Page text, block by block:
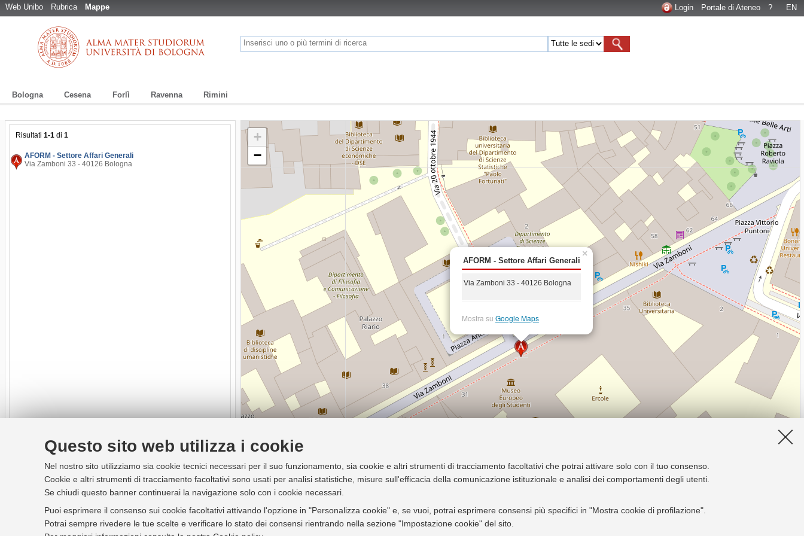
Questo sito web utilizza i cookie
Nel nostro sito utilizziamo sia cookie tecnici necessari per il suo funzionamento, sia cookie e altri strumenti di tracciamento facoltativi che potrai attivare solo con il tuo consenso.
Cookie e altri strumenti di tracciamento facoltativi sono usati per analisi statistiche, misure sull'efficacia della comunicazione istituzionale e analisi dei comportamenti degli utenti.
Se chiudi questo banner continuerai la navigazione solo con i cookie necessari.
Puoi esprimere il consenso sui cookie facoltativi attivando l'opzione in "Personalizza cookie" e, se vuoi, potrai esprimere consensi più specifici in "Mostra cookie di profilazione".
Potrai sempre rivedere le tue scelte e verificare lo stato dei consensi rientrando nella sezione "Impostazione cookie" del sito.
Web Unibo Rubrica Mappe Login Portale di Ateneo ? EN
Bologna Cesena Forlì Ravenna Rimini
Risultati 1-1 di 1
AFORM - Settore Affari Generali
Via Zamboni 33 - 40126 Bologna
AFORM - Settore Affari Generali
Via Zamboni 33 - 40126 Bologna
Mostra su Google Maps
×
+
−